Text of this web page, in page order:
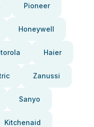
Pioneer
Honeywell
Haier
Zanussi
Sanyo
Kitchenaid